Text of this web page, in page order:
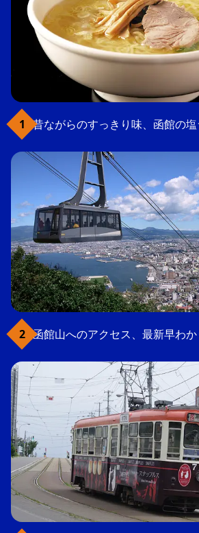
昔ながらのすっきり味、函館の
函館山へのアクセス、最新早わ